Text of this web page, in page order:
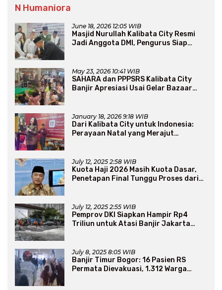
N Humaniora
June 18, 2026 12:05 WIB
Masjid Nurullah Kalibata City Resmi
Jadi Anggota DMI, Pengurus Siap
May 23, 2026 10:41 WIB
SAHARA dan PPPSRS Kalibata City
Banjir Apresiasi Usai Gelar Bazaar
January 18, 2026 9:18 WIB
Dari Kalibata City untuk Indonesia:
Perayaan Natal yang Merajut
July 12, 2025 2:58 WIB
Kuota Haji 2026 Masih Kuota Dasar,
Penetapan Final Tunggu Proses dari
July 12, 2025 2:55 WIB
Pemprov DKI Siapkan Hampir Rp4
Triliun untuk Atasi Banjir Jakarta
July 8, 2025 8:05 WIB
Banjir Timur Bogor: 16 Pasien RS
Permata Dievakuasi, 1.312 Warga